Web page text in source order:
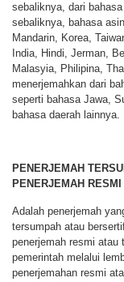
sebaliknya, dari
sebaliknya, bahasa
Mandarin, Korea,
India, Hindi, Jerman,
Malasyia, Philipina,
menerjemahkan dari
seperti bahasa Jawa,
bahasa daerah lainnya.
PENERJEMAH
PENERJEMAH RESMI
Adalah penerjemah
tersumpah atau
penerjemah resmi atau
pemerintah melalui
penerjemahan resmi